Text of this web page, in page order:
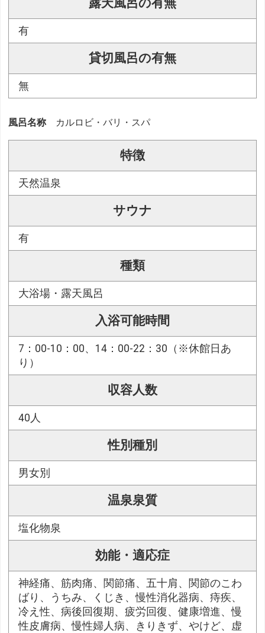
露天風呂の有無
有
貸切風呂の有無
無
風呂名称 カルロビ・バリ・スパ
特徴
天然温泉
サウナ
有
種類
大浴場・露天風呂
入浴可能時間
7：00-10：00、14：00-22：30（※休館日あ
り）
収容人数
40人
性別種別
男女別
温泉泉質
塩化物泉
効能・適応症
神経痛、筋肉痛、関節痛、五十肩、関節のこわ
ばり、うちみ、くじき、慢性消化器病、痔疾、
冷え性、病後回復期、疲労回復、健康増進、慢
性皮膚病、慢性婦人病、きりきず、やけど、虚